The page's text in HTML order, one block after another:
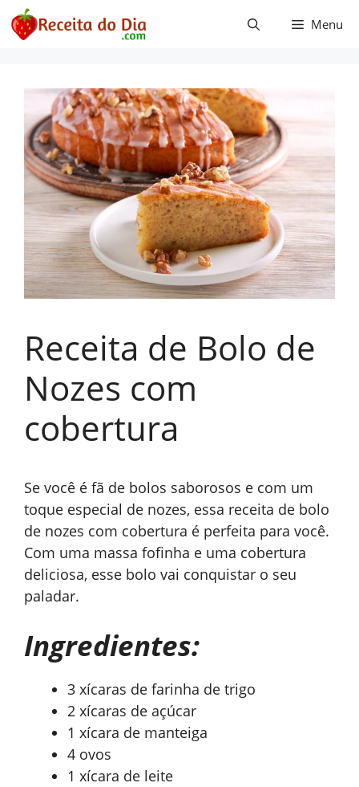
Pular
para
Menu
Receita de Bolo de
Nozes com
cobertura
Se você é fã de bolos saborosos e com um
toque especial de nozes, essa receita de bolo
de nozes com cobertura é perfeita para você.
Com uma massa fofinha e uma cobertura
deliciosa, esse bolo vai conquistar o seu
paladar.
Ingredientes:
3 xícaras de farinha de trigo
2 xícaras de açúcar
1 xícara de manteiga
4 ovos
1 xícara de leite